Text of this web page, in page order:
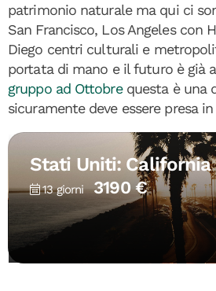
patrimonio naturale ma qui ci
San Francisco, Los Angeles con
Diego centri culturali e
portata di mano e il futuro è già
gruppo ad Ottobrequesta è una
sicuramente deve essere presa
Stati Uniti: California
13 giorni 3190 €